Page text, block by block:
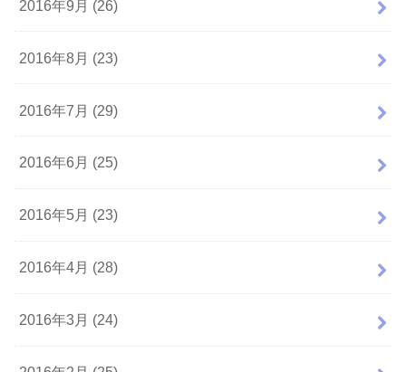
2016年9月 (26)
2016年8月 (23)
2016年7月 (29)
2016年6月 (25)
2016年5月 (23)
2016年4月 (28)
2016年3月 (24)